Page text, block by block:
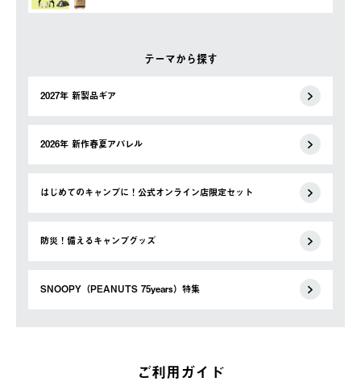
テーマから探す
2027年 新製品ギア
2026年 新作春夏アパレル
はじめてのキャンプに！公式オンライン店限定セット
防災！備えるキャンプグッズ
SNOOPY（PEANUTS 75years）特集
ご利用ガイド